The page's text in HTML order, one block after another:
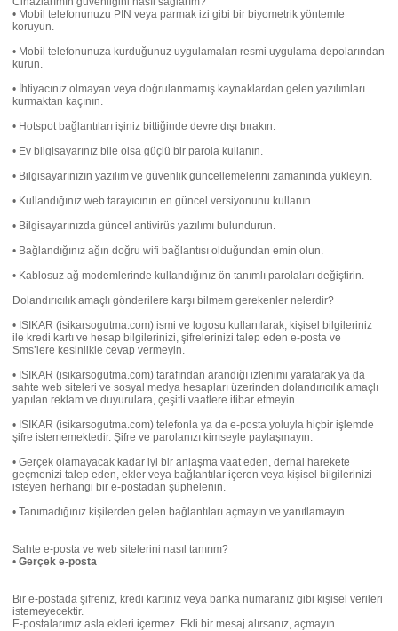
• Mobil telefonunuzu PIN veya parmak izi gibi bir biyometrik yöntemle
koruyun.
• Mobil telefonunuza kurduğunuz uygulamaları resmi uygulama depolarından
kurun.
• İhtiyacınız olmayan veya doğrulanmamış kaynaklardan gelen yazılımları
kurmaktan kaçının.
• Hotspot bağlantıları işiniz bittiğinde devre dışı bırakın.
• Ev bilgisayarınız bile olsa güçlü bir parola kullanın.
• Bilgisayarınızın yazılım ve güvenlik güncellemelerini zamanında yükleyin.
• Kullandığınız web tarayıcının en güncel versiyonunu kullanın.
• Bilgisayarınızda güncel antivirüs yazılımı bulundurun.
• Bağlandığınız ağın doğru wifi bağlantısı olduğundan emin olun.
• Kablosuz ağ modemlerinde kullandığınız ön tanımlı parolaları değiştirin.
Dolandırıcılık amaçlı gönderilere karşı bilmem gerekenler nelerdir?
• ISIKAR (isikarsogutma.com) ismi ve logosu kullanılarak; kişisel bilgileriniz
ile kredi kartı ve hesap bilgilerinizi, şifrelerinizi talep eden e-posta ve
Sms’lere kesinlikle cevap vermeyin.
• ISIKAR (isikarsogutma.com) tarafından arandığı izlenimi yaratarak ya da
sahte web siteleri ve sosyal medya hesapları üzerinden dolandırıcılık amaçlı
yapılan reklam ve duyurulara, çeşitli vaatlere itibar etmeyin.
• ISIKAR (isikarsogutma.com) telefonla ya da e-posta yoluyla hiçbir işlemde
şifre istememektedir. Şifre ve parolanızı kimseyle paylaşmayın.
• Gerçek olamayacak kadar iyi bir anlaşma vaat eden, derhal harekete
geçmenizi talep eden, ekler veya bağlantılar içeren veya kişisel bilgilerinizi
isteyen herhangi bir e-postadan şüphelenin.
• Tanımadığınız kişilerden gelen bağlantıları açmayın ve yanıtlamayın.
Sahte e-posta ve web sitelerini nasıl tanırım?
• Gerçek e-posta
Bir e-postada şifreniz, kredi kartınız veya banka numaranız gibi kişisel verileri
istemeyecektir.
E-postalarımız asla ekleri içermez. Ekli bir mesaj alırsanız, açmayın.